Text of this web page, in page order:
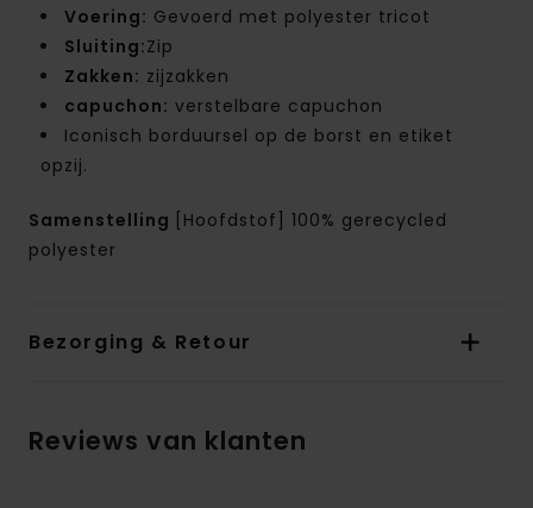
Voering: Gevoerd met polyester tricot
Sluiting:Zip
Zakken: zijzakken
capuchon: verstelbare capuchon
Iconisch borduursel op de borst en etiket
opzij.
Samenstelling [Hoofdstof] 100% gerecycled
polyester
Bezorging & Retour
Reviews van klanten